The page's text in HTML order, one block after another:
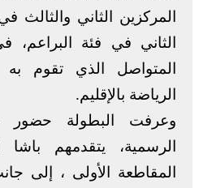
المركزين الثاني والثالث
الثاني في فئة البراعم،
المتواصل الذي تقوم به
الرياضة بالإقليم.
وعرفت البطولة
الرسمية، يتقدمهم باشا
المقاطعة الأولى ، إلى